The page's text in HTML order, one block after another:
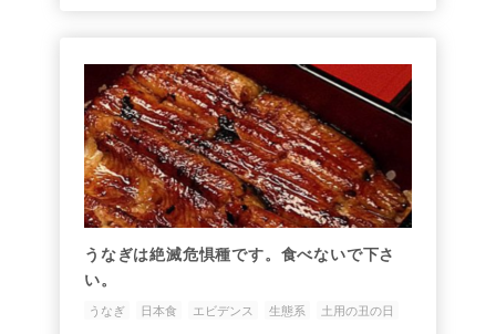
うなぎは絶滅危惧種です。食べないで下さ
い。
うなぎ 日本食 エビデンス 生態系 土用の丑の日